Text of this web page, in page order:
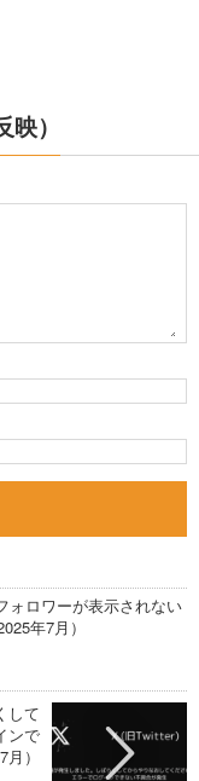
）
ォロワーが表示されない
年7月）
して
ンで
）